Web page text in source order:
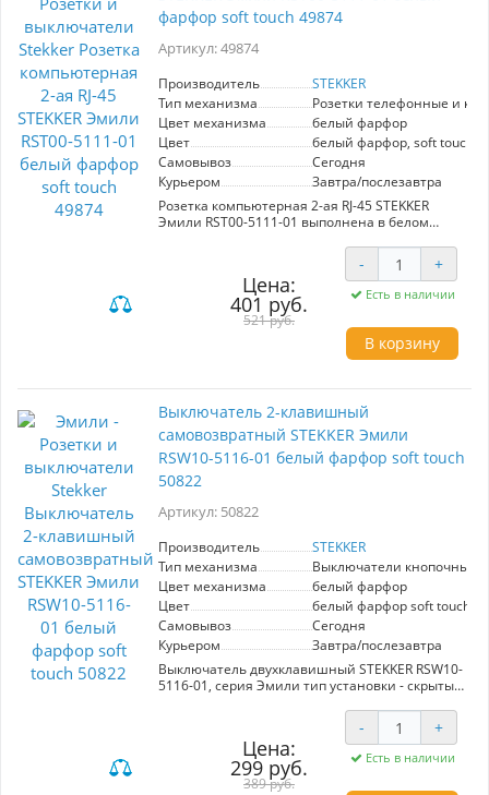
71х71х40 мм. Внутренний блок из полиамида
6.6 и токоведущая часть из
оловяннофосфорной бронзы гарантируют
безопасное использование, а
гальванизированный суппорт добавляет
прочности конструкции. Продукция STEKKER
славится своим качеством, что делает этот
переключатель отличным выбором для
современных интерьеров.
фарфор soft touch 49874
Артикул: 49874
Производитель
STEKKER
Тип механизма
Розетки телефонные и
Цвет механизма
белый фарфор
Цвет
белый фарфор, soft touch
Самовывоз
Сегодня
Курьером
Завтра/послезавтра
Розетка компьютерная 2-ая RJ-45 STEKKER
Эмили RST00-5111-01 выполнена в белом
Основные характеристики: два порта RJ-45 для
надежного подключения к сети, стильный
дизайн, подходящий для современных
интерьеров. Преимущества: высокая
прочность материала, легкость в установке и
эксплуатации, идеально подходит для
домашних и офисных условий.
Цена:
401 руб.
521 руб.
- +
Есть в наличии
В корзину
Выключатель 2-клавишный
самовозвратный STEKKER Эмили
RSW10-5116-01 белый фарфор soft touch
50822
Артикул: 50822
Производитель
STEKKER
Тип механизма
Выключатели кнопочные
Цвет механизма
белый фарфор
Цвет
белый фарфор soft touch
Самовывоз
Сегодня
Курьером
Завтра/послезавтра
Выключатель двухклавишный STEKKER RSW10-
5116-01, серия Эмили тип установки - скрытый,
фарфор, soft touch, материал изделия
поликарбонат, латунь, сталь. Номинальное
напряжение 250 , номинальный ток 10А, 20
Цена:
299 руб.
389 руб.
- +
Есть в наличии